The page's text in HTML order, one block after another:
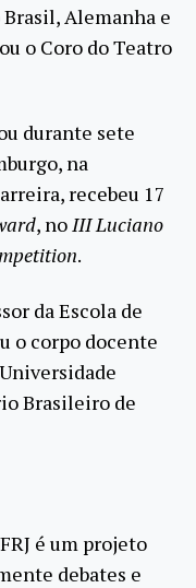
Alemanha e
o Coro do Teatro
durante sete
na
recebeu 17
, noIII Luciano
.
da Escola de
o corpo docente
Brasileiro de
é um projeto
debates e